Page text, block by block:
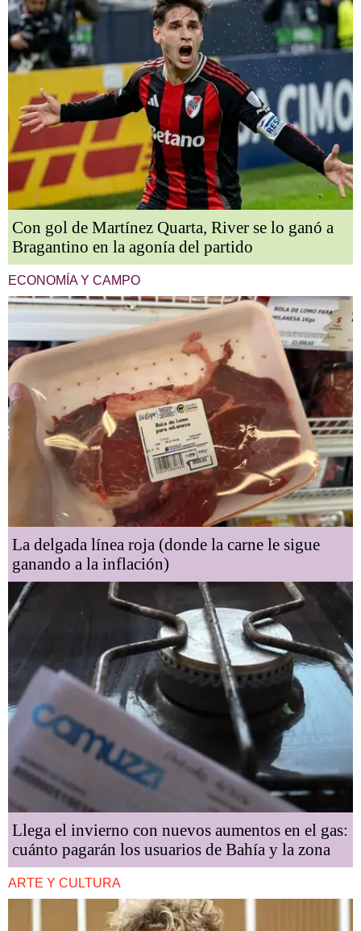
Con gol de Martínez Quarta, River se lo ganó a
Bragantino en la agonía del partido
ECONOMÍA Y CAMPO
La delgada línea roja (donde la carne le sigue
ganando a la inflación)
Llega el invierno con nuevos aumentos en el gas:
cuánto pagarán los usuarios de Bahía y la zona
ARTE Y CULTURA